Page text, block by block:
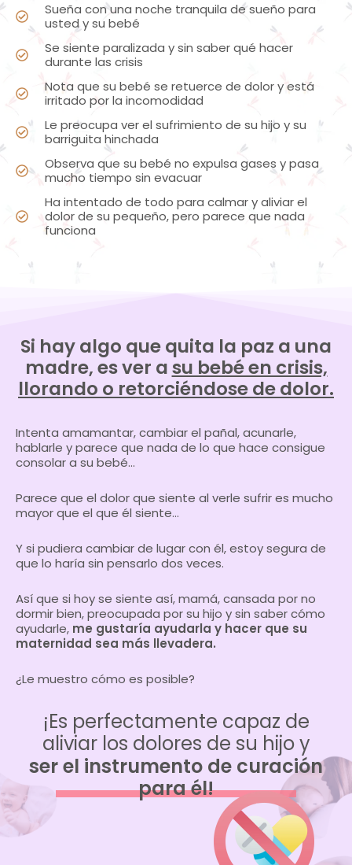
Sueña con una noche tranquila de sueño para
usted y su bebé
Se siente paralizada y sin saber qué hacer
durante las crisis
Nota que su bebé se retuerce de dolor y está
irritado por la incomodidad
Le preocupa ver el sufrimiento de su hijo y su
barriguita hinchada
Observa que su bebé no expulsa gases y pasa
mucho tiempo sin evacuar
Ha intentado de todo para calmar y aliviar el
dolor de su pequeño, pero parece que nada
funciona
Si hay algo que quita la paz a una
madre, es ver asu bebé en crisis,
llorando o retorciéndose de dolor.
Intenta amamantar, cambiar el pañal, acunarle,
hablarle y parece que nada de lo que hace consigue
consolar a su bebé…
Parece que el dolor que siente al verle sufrir es mucho
mayor que el que él siente…
Y si pudiera cambiar de lugar con él, estoy segura de
que lo haría sin pensarlo dos veces.
Así que si hoy se siente así, mamá, cansada por no
dormir bien, preocupada por su hijo y sin saber cómo
ayudarle, me gustaría ayudarla y hacer que su
maternidad sea más llevadera.
¿Le muestro cómo es posible?
¡Es perfectamente capaz de
aliviar los dolores de su hijo y
ser el instrumento de curación
para él!
.